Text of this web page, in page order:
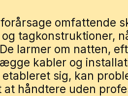
omfattende
tagkonstruktioner,
larmer om natten,
kabler og
sig, kan
håndtere uden